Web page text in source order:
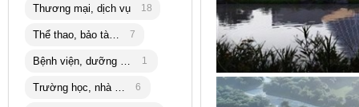
Thương mại, dịch vụ 18
Thể thao, bảo tàng 7
Bệnh viện, dưỡng lão 1
Trường học, nhà trẻ 6